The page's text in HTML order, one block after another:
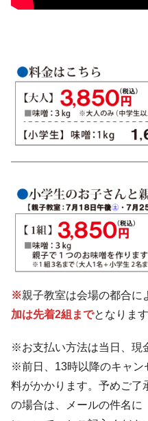
※親子教室は会場の都合に
加は先着2組までとなりま
※お支払い方法は当日、現
※前日、13時以降のキャン
料がかかります。予めご了
の場合は、メールの件名に